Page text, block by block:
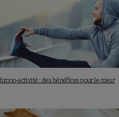
activité : des bénéfices pour le cœur